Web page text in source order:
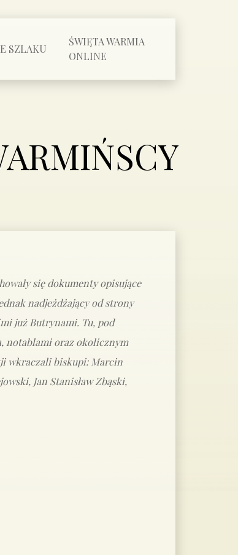
SZLAKU
ŚWIĘTA WARMIA
ONLINE
się dokumenty opisujące
nadjeżdżający od strony
już Butrynami. Tu, pod
notablami oraz okolicznym
wkraczali biskupi: Marcin
Jan Stanisław Zbąski,